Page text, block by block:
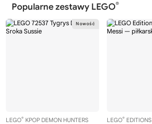
Popularne zestawy LEGO®
LEGO® KPOP DEMON HUNTERS LEGO® EDITIONS